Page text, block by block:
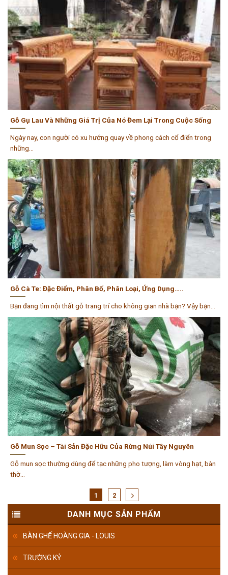
DANH MỤC SẢN PHẨM
BÀN GHẾ HOÀNG GIA - LOUIS
TRƯỜNG KỶ
Gỗ Gụ Lau Và Những Giá Trị Của Nó Đem Lại Trong Cuộc Sống
Ngày nay, con người có xu hướng quay về phong cách cổ điển trong
những...
Gỗ Cà Te: Đặc Điểm, Phân Bố, Phân Loại, Ứng Dụng…..
Bạn đang tìm nội thất gỗ trang trí cho không gian nhà bạn? Vậy bạn...
Gỗ Mun Sọc – Tài Sản Đặc Hữu Của Rừng Núi Tây Nguyên
Gỗ mun sọc thường dùng để tạc những pho tượng, làm vòng hạt, bàn
thờ...
1 2